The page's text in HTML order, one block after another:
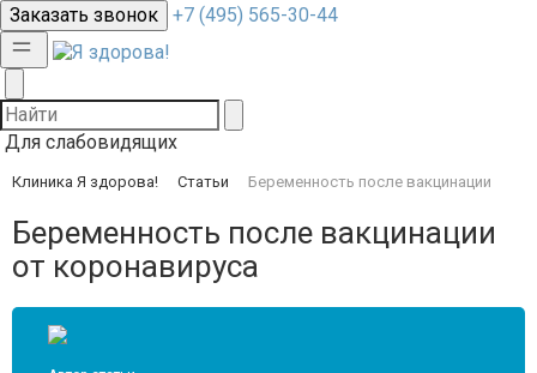
Заказать звонок
+7 (495) 565-30-44
Для слабовидящих
Клиника Я здорова! Статьи Беременность после вакцинации
Беременность после вакцинации
от коронавируса